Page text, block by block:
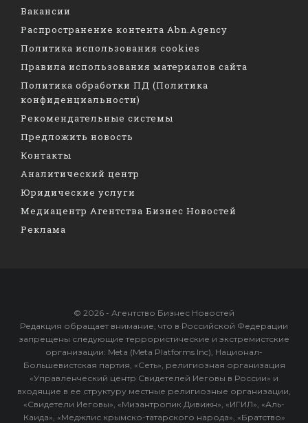
Вакансии
Распространение контента Abn.Agency
Политика использования cookies
Правила использования материалов сайта
Политика обработки ПД (Политика
конфиденциальности)
Рекомендательные системы
Предложить новость
Контакты
Аналитический центр
Юридические услуги
Медиацентр Агентства Бизнес Новостей
Реклама
© 2026 - Агентство Бизнес Новостей
Редакция обращает внимание, что в Российской Федерации
запрещены следующие террористические и экстремистские
организации: Meta (Meta Platforms Inc), Национал-
Большевистская партия, «Сеть», религиозная организация
«Управленческий центр Свидетелей Иеговы в России» и
входящие в ее структуру местные религиозные организации,
«Свидетели Иеговы», «Мизантропик Дивижн», «ИГИЛ», «Аль-
Каида», «Меджлис крымско-татарского народа», «Братство»